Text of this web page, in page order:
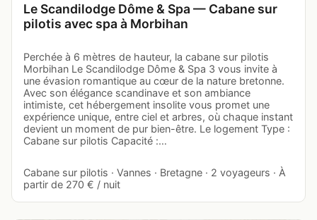
Le Scandilodge Dôme & Spa — Cabane sur
pilotis avec spa à Morbihan
Perchée à 6 mètres de hauteur, la cabane sur pilotis
Morbihan Le Scandilodge Dôme & Spa 3 vous invite à
une évasion romantique au cœur de la nature bretonne.
Avec son élégance scandinave et son ambiance
intimiste, cet hébergement insolite vous promet une
expérience unique, entre ciel et arbres, où chaque instant
devient un moment de pur bien-être. Le logement Type :
Cabane sur pilotis Capacité :…
Cabane sur pilotis · Vannes · Bretagne · 2 voyageurs · À
partir de 270 € / nuit